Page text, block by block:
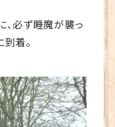
、必ず睡魔が襲っ
着。